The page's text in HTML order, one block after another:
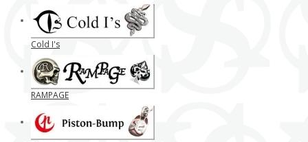
Cold I's
RAMPAGE